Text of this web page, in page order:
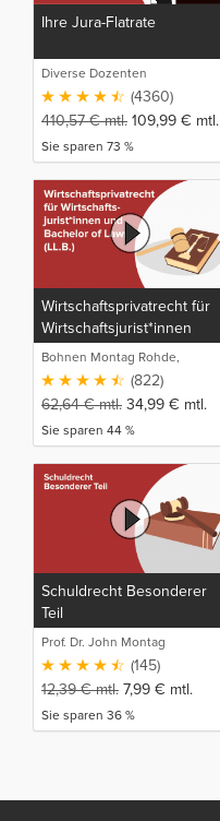
Ihre Jura-Flatrate
Diverse Dozenten
(4360)
410,57€mtl. 109,99 € mtl.
Sie sparen 73 %
Wirtschaftsprivatrecht für
Wirtschaftsjurist*innen
und Bachelor of Laws
(LL.B.)
Bohnen Montag Rohde,
Juristische Intensivlehrgänge
(822)
62,64€mtl. 34,99 € mtl.
Sie sparen 44 %
Schuldrecht Besonderer
Teil
Prof. Dr. John Montag
(145)
12,39€mtl. 7,99 € mtl.
Sie sparen 36 %